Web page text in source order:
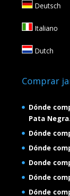
Deutsch
Italiano
Dutch
Comprar
Dónde
Pata Negra.
Dónde
Dónde
Donde
Dónde
Dónde